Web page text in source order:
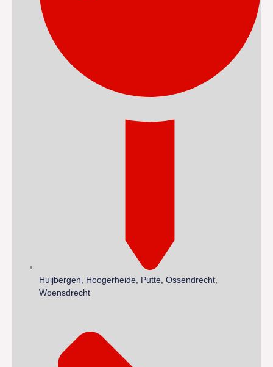
Huijbergen, Hoogerheide, Putte, Ossendrecht,
Woensdrecht